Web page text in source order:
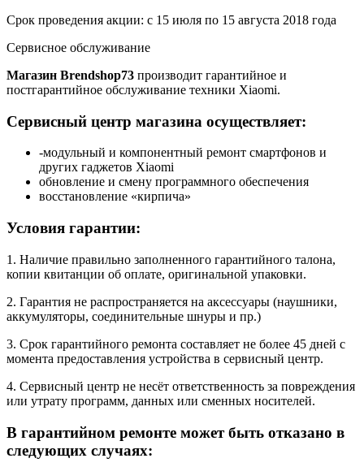
Срок проведения акции: с 15 июля по 15 августа 2018 года
Сервисное обслуживание
Магазин Brendshop73 производит гарантийное и
постгарантийное обслуживание техники Xiaomi.
Сервисный центр магазина осуществляет:
-модульный и компонентный ремонт смартфонов и
других гаджетов Xiaomi
обновление и смену программного обеспечения
восстановление «кирпича»
Условия гарантии:
1. Наличие правильно заполненного гарантийного талона,
копии квитанции об оплате, оригинальной упаковки.
2. Гарантия не распространяется на аксессуары (наушники,
аккумуляторы, соединительные шнуры и пр.)
3. Срок гарантийного ремонта составляет не более 45 дней с
момента предоставления устройства в сервисный центр.
4. Сервисный центр не несёт ответственность за повреждения
или утрату программ, данных или сменных носителей.
В гарантийном ремонте может быть отказано в
следующих случаях: